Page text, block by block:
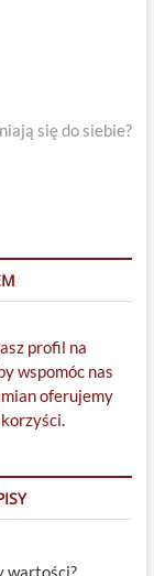
się do siebie?
profil na
wspomóc nas
oferujemy
wartości?